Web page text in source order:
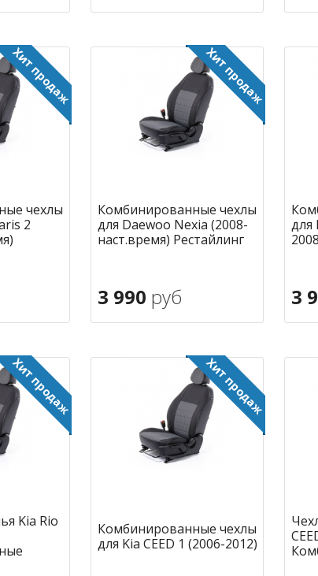
В корзину В
чехлы
2
Комбинированные чехлы
для Daewoo Nexia (2008-
наст.время) Рестайлинг
3 990 руб
для
3
Kia Rio
Комбинированные чехлы
для Kia CEED 1 (2006-2012)